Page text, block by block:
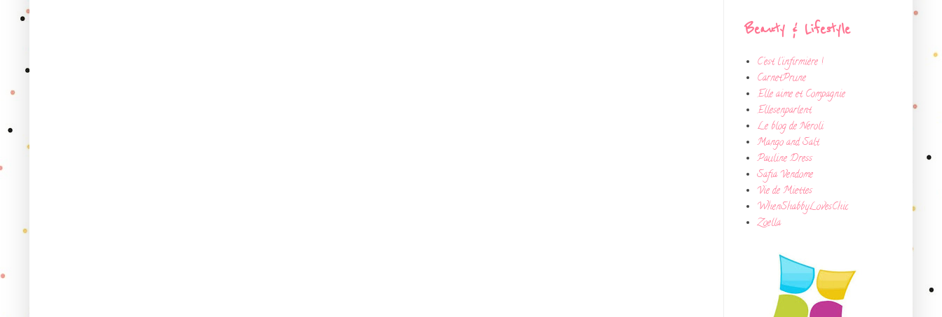
Beauty & Lifestyle
C'est l'infirmière !
CarnetPrune
Elle aime et Compagnie
Ellesenparlent
Le blog de Neroli
Mango and Salt
Pauline Dress
Safia Vendome
Vie de Miettes
WhenShabbyLovesChic
Zoella